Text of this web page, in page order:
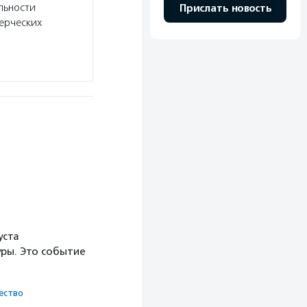
рассказывает о профессионалах
Это событие
Прислать новость